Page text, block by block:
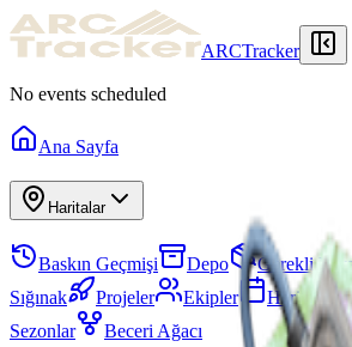
ARCTracker
No events scheduled
Ana Sayfa
Haritalar
Baskın Geçmişi Depo Gerekli
Sığınak
Projeler Ekipler Harita
Sezonlar
Beceri Ağacı